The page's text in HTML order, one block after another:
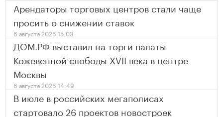
Арендаторы торговых центров стали чаще
просить о снижении ставок
6 августа 2026 15:03
ДОМ.РФ выставил на торги палаты
Кожевенной слободы XVII века в центре
Москвы
6 августа 2026 14:49
В июле в российских мегаполисах
стартовало 26 проектов новостроек